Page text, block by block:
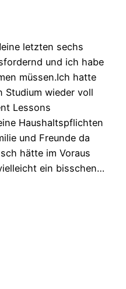
letzten sechs
und ich habe
müssen.Ich hatte
Studium wieder voll
Lessons
Haushaltspflichten
und Freunde da
hätte im Voraus
ein bisschen…